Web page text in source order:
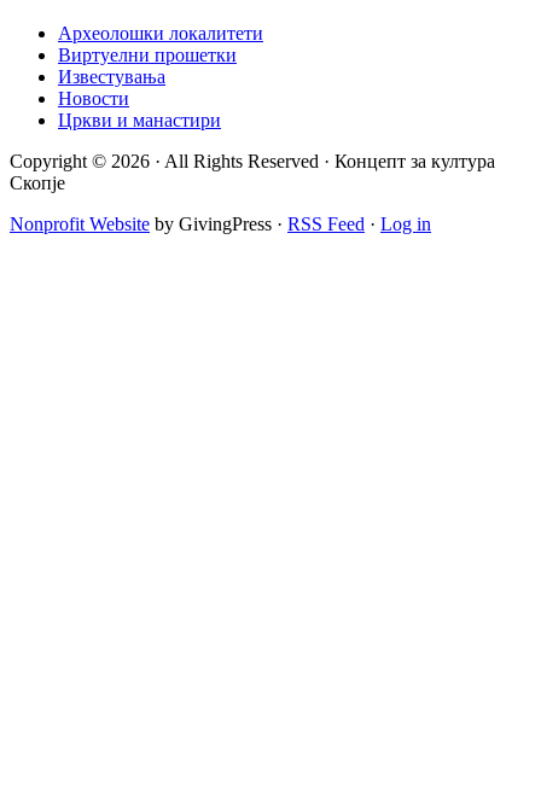
Археолошки локалитети
Виртуелни прошетки
Известувања
Новости
Цркви и манастири
Copyright © 2026 · All Rights Reserved · Концепт за култура
Скопје
Nonprofit Website by GivingPress · RSS Feed · Log in